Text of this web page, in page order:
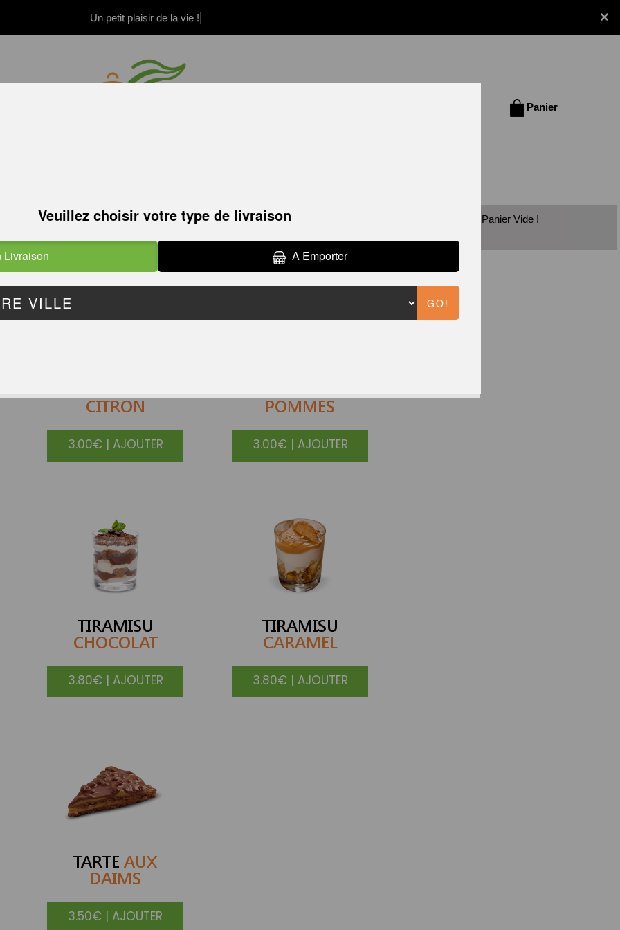
×
Un petit plaisir de la vie !
Panier
DESSERTS
CITRON
3.00€ | AJOUTER
POMMES
3.00€ | AJOUTER
TIRAMISU
CHOCOLAT
3.80€ | AJOUTER
TIRAMISU
CARAMEL
3.80€ | AJOUTER
TARTE AUX
DAIMS
3.50€ | AJOUTER
Panier Vide !